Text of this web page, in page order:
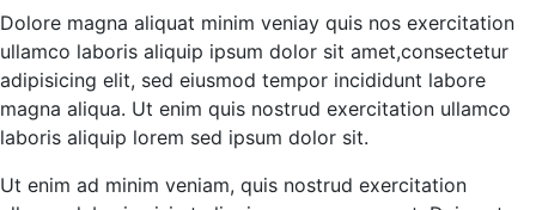
Dolore magna aliquat minim veniay quis nos exercitation
ullamco laboris aliquip ipsum dolor sit amet,consectetur
adipisicing elit, sed eiusmod tempor incididunt labore
magna aliqua. Ut enim quis nostrud exercitation ullamco
laboris aliquip lorem sed ipsum dolor sit.
Ut enim ad minim veniam, quis nostrud exercitation